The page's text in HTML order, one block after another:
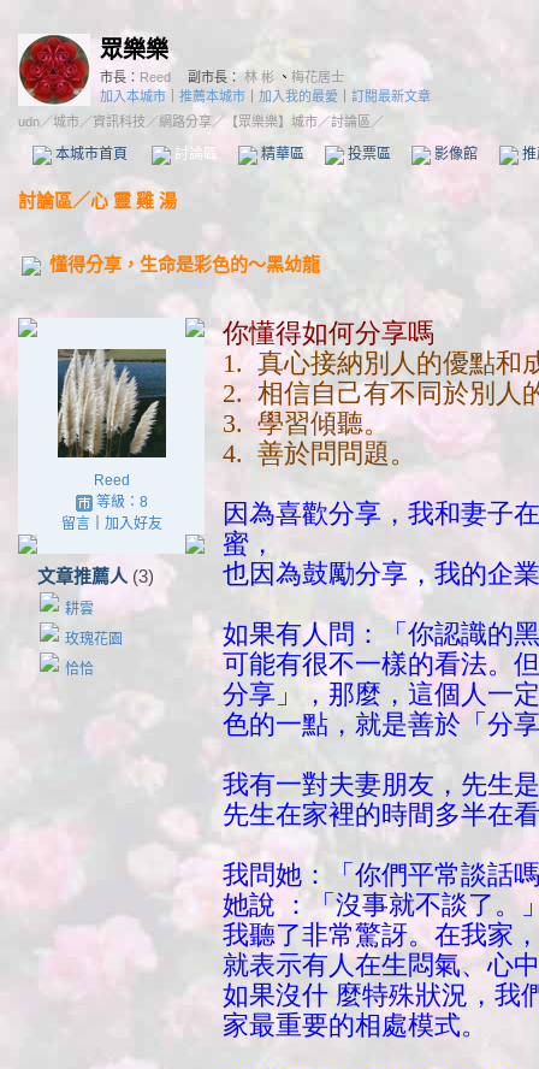
眾樂樂
市長： Reed 副市長： 林 彬 、 梅花居士
加入本城市
推薦本城市 加入我的最愛
訂閱最新文章
udn／城市／資訊科技 ／網路分享 ／ 【眾樂樂】城市／討論區／
本城市首頁 討論區 精華區 投票區 影像館
討論區／心 靈 雞 湯
懂得分享，生命是彩色的～黑幼龍
Reed
等級：8
留言｜ 加入好友
文章推薦人 (3)
耕雲
玫瑰花園
恰恰
你懂得如何分享嗎
1. 真心接納別人的優點和
2. 相信自己有不同於別人
3. 學習傾聽。
4. 善於問問題。
因為喜歡分享，我和妻子
蜜，
也因為鼓勵分享，我的企
如果有人問：「你認識的
可能有很不一樣的看法。
分享」，那麼，這個人一
色的一點，就是善於「分
我有一對夫妻朋友，先生
先生在家裡的時間多半在
我問她：「你們平常談話
她說 ：「沒事就不談了。
我聽了非常驚訝。在我家
就表示有人在生悶氣、心
如果沒什 麼特殊狀況，我
家最重要的相處模式。